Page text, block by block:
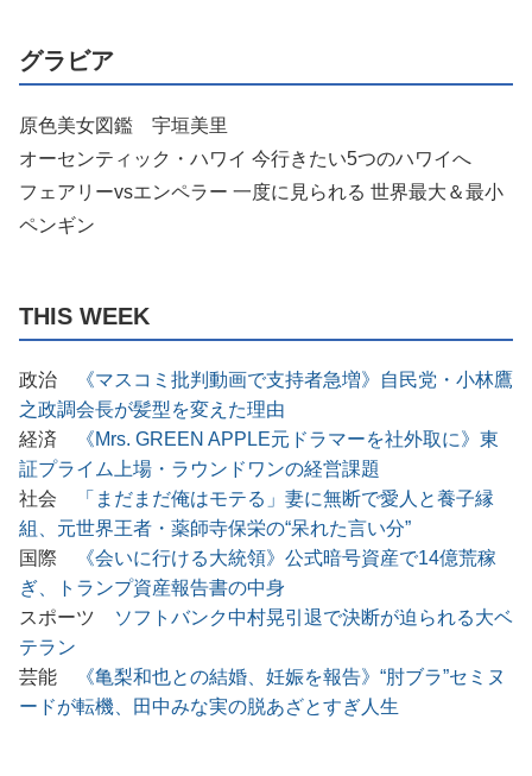
グラビア
原色美女図鑑 宇垣美里
オーセンティック・ハワイ 今行きたい5つのハワイへ
フェアリーvsエンペラー 一度に見られる 世界最大＆最小
ペンギン
THIS WEEK
政治
《マスコミ批判動画で支持者急増》自民党・小林鷹
之政調会長が髪型を変えた理由
経済
《Mrs. GREEN APPLE元ドラマーを社外取に》東
証プライム上場・ラウンドワンの経営課題
社会
「まだまだ俺はモテる」妻に無断で愛人と養子縁
組、元世界王者・薬師寺保栄の“呆れた言い分”
国際
《会いに行ける大統領》公式暗号資産で14億荒稼
ぎ、トランプ資産報告書の中身
スポーツ
ソフトバンク中村晃引退で決断が迫られる大ベ
テラン
芸能
《亀梨和也との結婚、妊娠を報告》“肘ブラ”セミヌ
ードが転機、田中みな実の脱あざとすぎ人生